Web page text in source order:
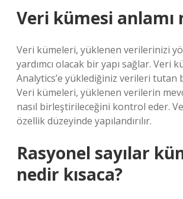
Veri kümesi anlamı
Veri kümeleri, yüklenen verilerinizi
yardımcı olacak bir yapı sağlar. Veri
Analytics’e yüklediğiniz verileri tutan
Veri kümeleri, yüklenen verilerin
nasıl birleştirileceğini kontrol eder.
özellik düzeyinde yapılandırılır.
Rasyonel sayılar
nedir kısaca?